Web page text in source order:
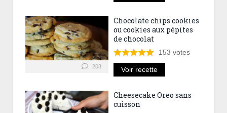
203
Chocolate chips cookies
ou cookies aux pépites
de chocolat
153 votes
Voir recette
Cheesecake Oreo sans
cuisson